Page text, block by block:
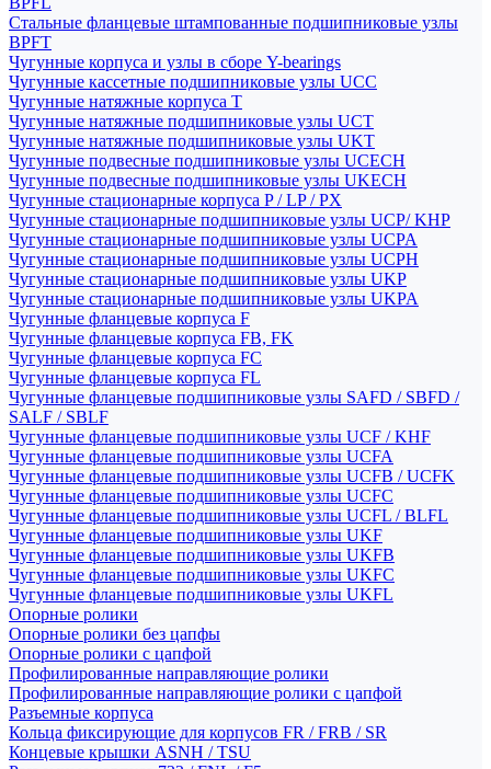
Стальные фланцевые штампованные подшипниковые узлы
BPFT
Чугунные корпуса и узлы в сборе Y-bearings
Чугунные кассетные подшипниковые узлы UCC
Чугунные натяжные корпуса T
Чугунные натяжные подшипниковые узлы UCT
Чугунные натяжные подшипниковые узлы UKT
Чугунные подвесные подшипниковые узлы UCECH
Чугунные подвесные подшипниковые узлы UKECH
Чугунные стационарные корпуса P / LP / PX
Чугунные стационарные подшипниковые узлы UCP/ KHP
Чугунные стационарные подшипниковые узлы UCPA
Чугунные стационарные подшипниковые узлы UCPH
Чугунные стационарные подшипниковые узлы UKP
Чугунные стационарные подшипниковые узлы UKPA
Чугунные фланцевые корпуса F
Чугунные фланцевые корпуса FB, FK
Чугунные фланцевые корпуса FC
Чугунные фланцевые корпуса FL
Чугунные фланцевые подшипниковые узлы SAFD / SBFD /
SALF / SBLF
Чугунные фланцевые подшипниковые узлы UCF / KHF
Чугунные фланцевые подшипниковые узлы UCFA
Чугунные фланцевые подшипниковые узлы UCFB / UCFK
Чугунные фланцевые подшипниковые узлы UCFC
Чугунные фланцевые подшипниковые узлы UCFL / BLFL
Чугунные фланцевые подшипниковые узлы UKF
Чугунные фланцевые подшипниковые узлы UKFB
Чугунные фланцевые подшипниковые узлы UKFC
Чугунные фланцевые подшипниковые узлы UKFL
Опорные ролики
Опорные ролики без цапфы
Опорные ролики с цапфой
Профилированные направляющие ролики
Профилированные направляющие ролики с цапфой
Разъемные корпуса
Кольца фиксирующие для корпусов FR / FRB / SR
Концевые крышки ASNH / TSU